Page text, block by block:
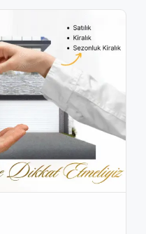
biri olan Buca, yeni
hamleleriyle